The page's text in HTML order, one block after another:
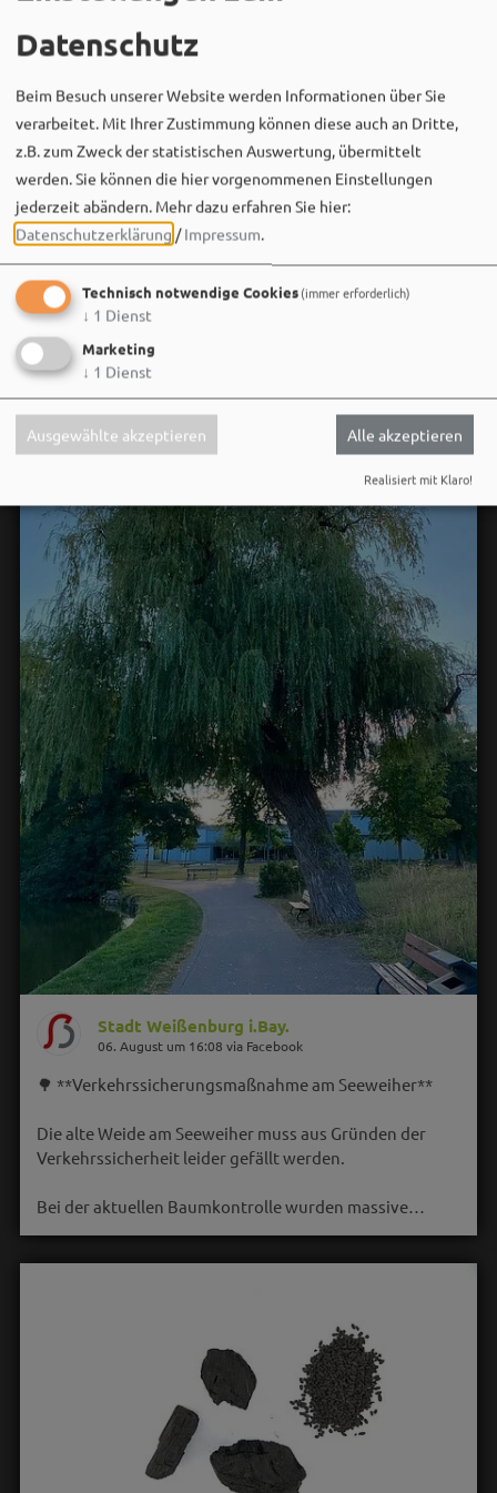
Bergwaldtheater
06. August um 18:08 via Facebook
Sei wie Luisa & Chiara!
Komm am 08.08. ins Bergwaldtheater und hol dir deinen
neuen Ohrwurm. 🎤✨
der im Kopf bleibt. 🌿🎵
Wir sehen uns…
Stadt Weißenburg i.Bay.
06. August um 16:08 via Facebook
🌳 **Verkehrssicherungsmaßnahme am Seeweiher**
Die alte Weide am Seeweiher muss aus Gründen der
Verkehrssicherheit leider gefällt werden.
Bei der aktuellen Baumkontrolle wurden massive…
Datenschutz
Beim Besuch unserer Website werden Informationen über Sie
verarbeitet. Mit Ihrer Zustimmung können diese auch an Dritte,
z.B. zum Zweck der statistischen Auswertung, übermittelt
werden. Sie können die hier vorgenommenen Einstellungen
jederzeit abändern. Mehr dazu erfahren Sie hier:
Datenschutzerklärung /Impressum.
Technisch notwendige Cookies(immer erforderlich)
↓ 1 Dienst
Marketing
↓ 1 Dienst
Ausgewählte akzeptieren Alle akzeptieren
Realisiert mit Klaro!